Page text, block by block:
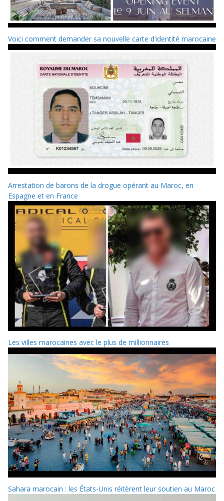
Voici comment demander sa nouvelle carte d’identité marocaine
Arrestation de barons de la drogue opérant au Maroc, en
Espagne et en France
Les villes marocaines avec le plus de millionnaires
Sahara marocain : les États-Unis réitèrent leur soutien au Maroc